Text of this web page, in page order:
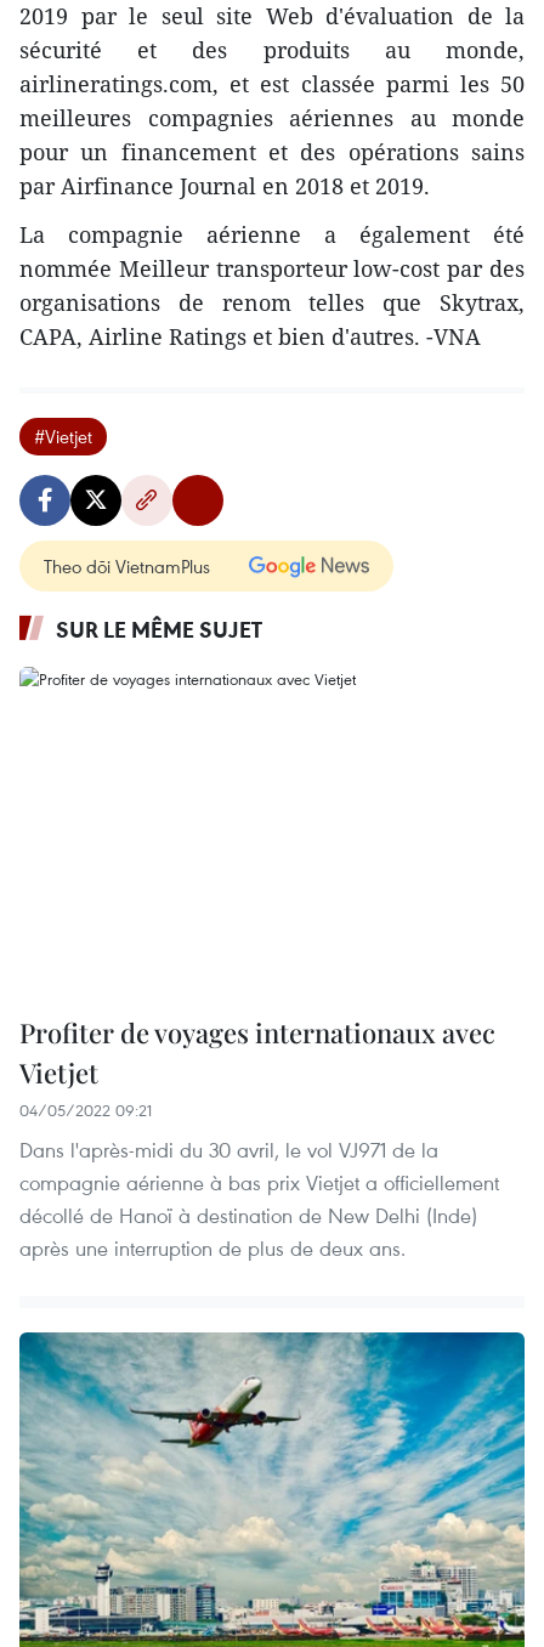
2019 par le seul site Web d'évaluation de la
sécurité et des produits au monde,
airlineratings.com, et est classée parmi les 50
meilleures compagnies aériennes au monde
pour un financement et des opérations sains
par Airfinance Journal en 2018 et 2019.
La compagnie aérienne a également été
nommée Meilleur transporteur low-cost par des
organisations de renom telles que Skytrax,
CAPA, Airline Ratings et bien d'autres. -VNA
#Vietjet
Theo dõi VietnamPlus
SUR LE MÊME SUJET
Profiter de voyages internationaux avec
Vietjet
04/05/2022 09:21
Dans l'après-midi du 30 avril, le vol VJ971 de la
compagnie aérienne à bas prix Vietjet a officiellement
décollé de Hanoï à destination de New Delhi (Inde)
après une interruption de plus de deux ans.